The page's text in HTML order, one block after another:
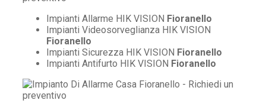
Impianti Allarme HIK VISION Fioranello
Impianti Videosorveglianza HIK VISION
Fioranello
Impianti Sicurezza HIK VISION Fioranello
Impianti Antifurto HIK VISION Fioranello